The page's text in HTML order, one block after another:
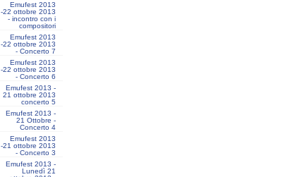
Emufest 2013
-22 ottobre 2013
- incontro con i
compositori
Emufest 2013
-22 ottobre 2013
- Concerto 7
Emufest 2013
-22 ottobre 2013
- Concerto 6
Emufest 2013 -
21 ottobre 2013
concerto 5
Emufest 2013 -
21 Ottobre -
Concerto 4
Emufest 2013
-21 ottobre 2013
- Concerto 3
Emufest 2013 -
Lunedì 21